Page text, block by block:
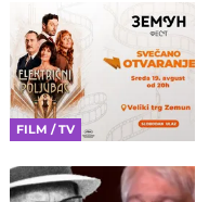
FILM / TV